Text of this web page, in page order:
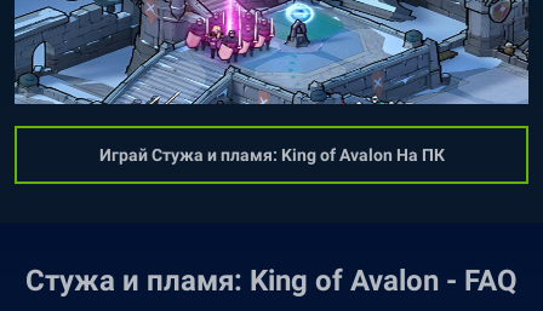
Играй Стужа и пламя: King of Avalon На ПК
Стужа и пламя: King of Avalon - FAQ